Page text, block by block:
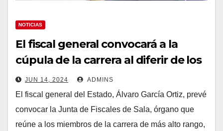
NOTICIAS
El fiscal general convocará a la
cúpula de la carrera al diferir de los
fiscales del ‘procés’ que no quieren
amnistiar la malversación
JUN 14, 2024 ADMINS
El fiscal general del Estado, Álvaro García Ortiz, prevé
convocar la Junta de Fiscales de Sala, órgano que
reúne a los miembros de la carrera de más alto rango,